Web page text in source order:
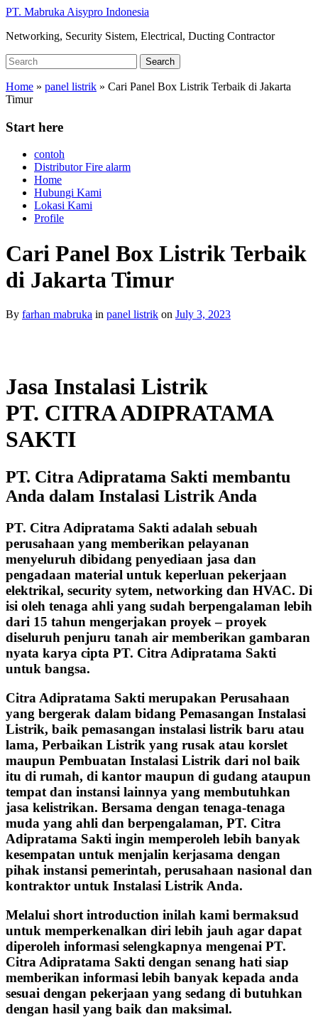
Skip
main
PT. Mabruka Aisypro Indonesia
Networking, Security Sistem, Electrical, Ducting Contractor
Search
for:
Search
Home » panel listrik » Cari Panel Box Listrik Terbaik di Jakarta
Timur
Start here
contoh
Distributor Fire alarm
Home
Hubungi Kami
Lokasi Kami
Profile
Cari Panel Box Listrik Terbaik
di Jakarta Timur
By farhan mabruka in panel listrik on July 3, 2023
Jasa Instalasi Listrik
PT. CITRA ADIPRATAMA
SAKTI
PT. Citra Adipratama Sakti membantu
Anda dalam Instalasi Listrik Anda
PT. Citra Adipratama Sakti adalah sebuah
perusahaan yang memberikan pelayanan
menyeluruh dibidang penyediaan jasa dan
pengadaan material untuk keperluan pekerjaan
elektrikal, security sytem, networking dan HVAC. Di
isi oleh tenaga ahli yang sudah berpengalaman lebih
dari 15 tahun mengerjakan proyek – proyek
diseluruh penjuru tanah air memberikan gambaran
nyata karya cipta PT. Citra Adipratama Sakti
untuk bangsa.
Citra Adipratama Sakti merupakan Perusahaan
yang bergerak dalam bidang Pemasangan Instalasi
Listrik, baik pemasangan instalasi listrik baru atau
lama, Perbaikan Listrik yang rusak atau korslet
maupun Pembuatan Instalasi Listrik dari nol baik
itu di rumah, di kantor maupun di gudang ataupun
tempat dan instansi lainnya yang membutuhkan
jasa kelistrikan. Bersama dengan tenaga-tenaga
muda yang ahli dan berpengalaman, PT. Citra
Adipratama Sakti ingin memperoleh lebih banyak
kesempatan untuk menjalin kerjasama dengan
pihak instansi pemerintah, perusahaan nasional dan
kontraktor untuk Instalasi Listrik Anda.
Melalui short introduction inilah kami bermaksud
untuk memperkenalkan diri lebih jauh agar dapat
diperoleh informasi selengkapnya mengenai PT.
Citra Adipratama Sakti dengan senang hati siap
memberikan informasi lebih banyak kepada anda
sesuai dengan pekerjaan yang sedang di butuhkan
dengan hasil yang baik dan maksimal.